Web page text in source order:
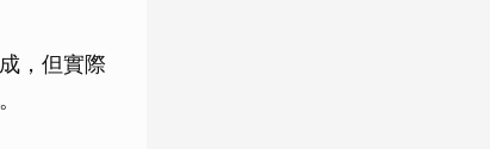
，但實際